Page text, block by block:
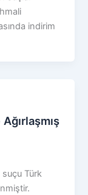
indirim
suçu Türk